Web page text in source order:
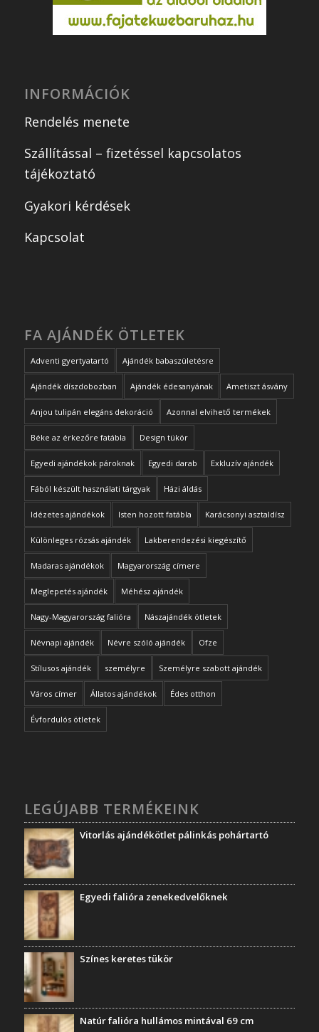
INFORMÁCIÓK
Rendelés menete
Szállítással – fizetéssel kapcsolatos
tájékoztató
Gyakori kérdések
Kapcsolat
FA AJÁNDÉK ÖTLETEK
Adventi gyertyatartó Ajándék babaszületésre
Ajándék díszdobozban Ajándék édesanyának Ametiszt ásvány
Anjou tulipán elegáns dekoráció Azonnal elvihető termékek
Béke az érkezőre fatábla Design tükör
Egyedi ajándékok pároknak Egyedi darab Exkluzív ajándék
Fából készült használati tárgyak Házi áldás
Idézetes ajándékok Isten hozott fatábla Karácsonyi asztaldísz
Különleges rózsás ajándék Lakberendezési kiegészítő
Madaras ajándékok Magyarország címere
Meglepetés ajándék Méhész ajándék
Nagy-Magyarország falióra Nászajándék ötletek
Névnapi ajándék Névre szóló ajándék Ofze
Stílusos ajándék személyre Személyre szabott ajándék
Város címer Állatos ajándékok Édes otthon
Évfordulós ötletek
LEGÚJABB TERMÉKEINK
Vitorlás ajándékötlet pálinkás pohártartó
Egyedi falióra zenekedvelőknek
Színes keretes tükör
Natúr falióra hullámos mintával 69 cm